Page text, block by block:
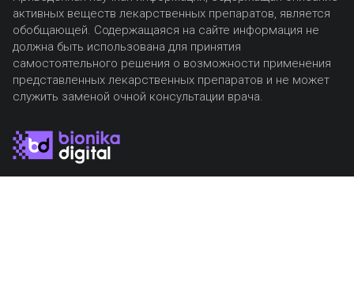
активных веществ лекарственных препаратов, является
обобщающей. Содержащаяся на сайте информация не
должна быть использована для принятия
самостоятельного решения о возможности применения
представленных лекарственных препаратов и не может
служить заменой очной консультации врача.